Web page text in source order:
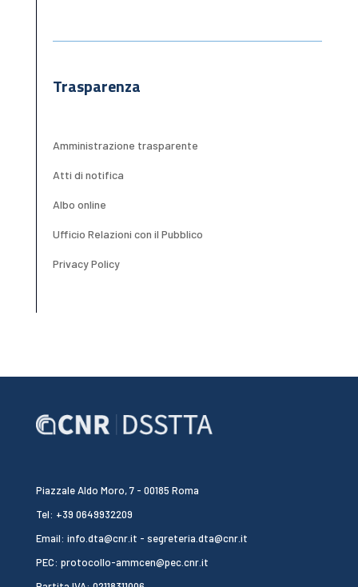
Trasparenza
Amministrazione trasparente
Atti di notifica
Albo online
Ufficio Relazioni con il Pubblico
Privacy Policy
Piazzale Aldo Moro, 7 - 00185 Roma
Tel: +39 0649932209
Email: info.dta@cnr.it - segreteria.dta@cnr.it
PEC: protocollo-ammcen@pec.cnr.it